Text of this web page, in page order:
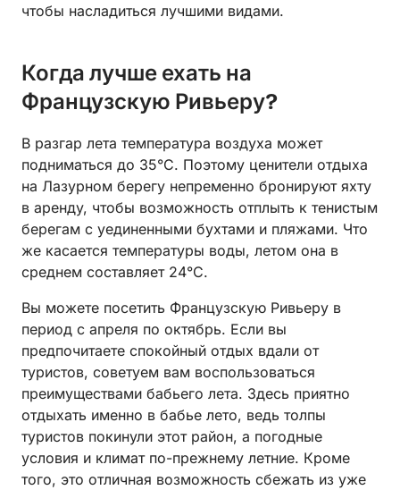
чтобы насладиться лучшими видами.
Когда лучше ехать на
Французскую Ривьеру?
В разгар лета температура воздуха может
подниматься до 35°C. Поэтому ценители отдыха
на Лазурном берегу непременно бронируют яхту
в аренду, чтобы возможность отплыть к тенистым
берегам с уединенными бухтами и пляжами. Что
же касается температуры воды, летом она в
среднем составляет 24°C.
Вы можете посетить Французскую Ривьеру в
период с апреля по октябрь. Если вы
предпочитаете спокойный отдых вдали от
туристов, советуем вам воспользоваться
преимуществами бабьего лета. Здесь приятно
отдыхать именно в бабье лето, ведь толпы
туристов покинули этот район, а погодные
условия и климат по-прежнему летние. Кроме
того, это отличная возможность сбежать из уже